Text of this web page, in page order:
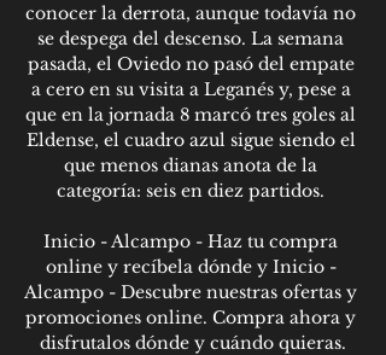
conocer la derrota, aunque todavía no
se despega del descenso. La semana
pasada, el Oviedo no pasó del empate
a cero en su visita a Leganés y, pese a
que en la jornada 8 marcó tres goles al
Eldense, el cuadro azul sigue siendo el
que menos dianas anota de la
categoría: seis en diez partidos.
Inicio - Alcampo - Haz tu compra
online y recíbela dónde y Inicio -
Alcampo - Descubre nuestras ofertas y
promociones online. Compra ahora y
disfrutalos dónde y cuándo quieras.